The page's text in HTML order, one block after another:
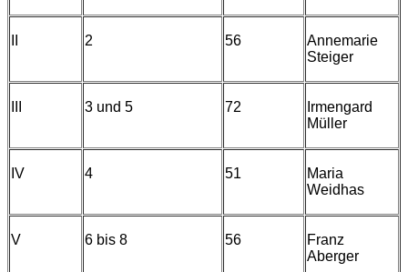
2 56
Annemarie
Steiger
3 und 5 72
Irmengard
Müller
IV 4 51
Maria
Weidhas
V 6 bis 8 56
Franz
Aberger